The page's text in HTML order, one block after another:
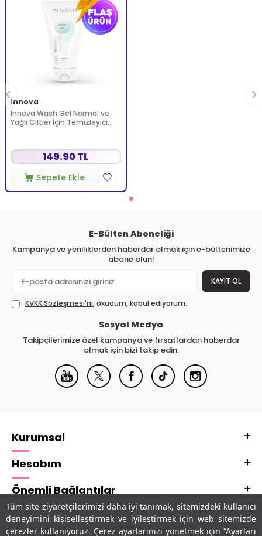
Tüm site ziyaretçilerimizi daha iyi tanımak, sitemizdeki kullanıcı
deneyimini kişiselleştirmek ve iyileştirmek için web sitemizde
çerezler kullanıyoruz. Çerez ayarlarınızı yönetmek için “Ayarları
Innova
Innova Wash Gel Normal ve
Yağlı Ciltler İçin Temizleyici
149.90 TL
Sepete Ekle
E-Bülten Aboneliği
Kampanya ve yeniliklerden haberdar olmak için e-bültenimize
abone olun!
KAYIT OL
KVKK Sözleşmesi'ni, okudum, kabul ediyorum.
Sosyal Medya
Takipçilerimize özel kampanya ve fırsatlardan haberdar
olmak için bizi takip edin.
Kurumsal
Hesabım
Önemli Bağlantılar
Adres & İletişim